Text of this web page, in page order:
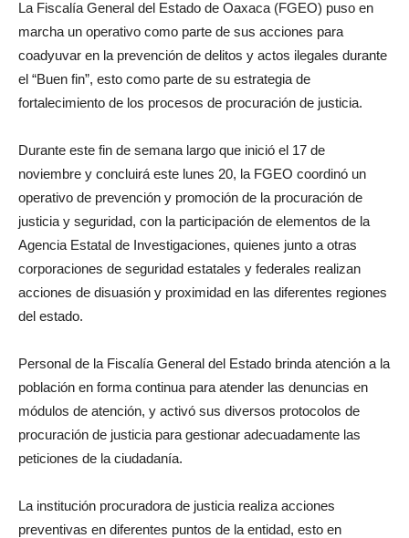
La Fiscalía General del Estado de Oaxaca (FGEO) puso en
marcha un operativo como parte de sus acciones para
coadyuvar en la prevención de delitos y actos ilegales durante
el “Buen fin”, esto como parte de su estrategia de
fortalecimiento de los procesos de procuración de justicia.
Durante este fin de semana largo que inició el 17 de
noviembre y concluirá este lunes 20, la FGEO coordinó un
operativo de prevención y promoción de la procuración de
justicia y seguridad, con la participación de elementos de la
Agencia Estatal de Investigaciones, quienes junto a otras
corporaciones de seguridad estatales y federales realizan
acciones de disuasión y proximidad en las diferentes regiones
del estado.
Personal de la Fiscalía General del Estado brinda atención a la
población en forma continua para atender las denuncias en
módulos de atención, y activó sus diversos protocolos de
procuración de justicia para gestionar adecuadamente las
peticiones de la ciudadanía.
La institución procuradora de justicia realiza acciones
preventivas en diferentes puntos de la entidad, esto en